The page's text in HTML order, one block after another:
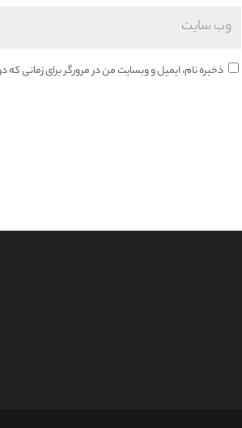
ذخیره نام، ایمیل و وبسایت من در مرورگر برای زمانی